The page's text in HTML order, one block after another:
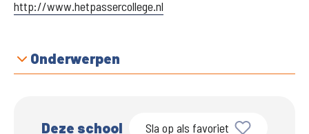
http://www.hetpassercollege.nl
Onderwerpen
Deze school Sla op als favoriet